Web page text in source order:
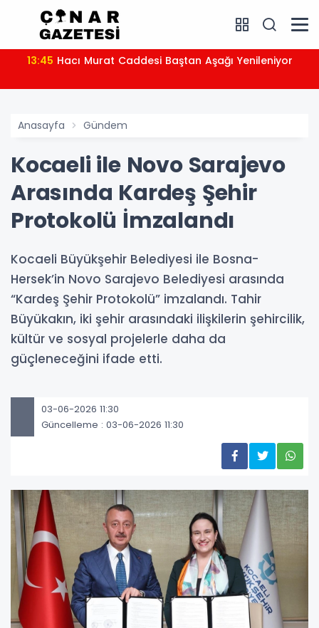
13:45 Hacı Murat Caddesi Baştan Aşağı Yenileniyor
Anasayfa Gündem
Kocaeli ile Novo Sarajevo
Arasında Kardeş Şehir
Protokolü İmzalandı
Kocaeli Büyükşehir Belediyesi ile Bosna-
Hersek’in Novo Sarajevo Belediyesi arasında
“Kardeş Şehir Protokolü” imzalandı. Tahir
Büyükakın, iki şehir arasındaki ilişkilerin şehircilik,
kültür ve sosyal projelerle daha da
güçleneceğini ifade etti.
03-06-2026 11:30
Güncelleme : 03-06-2026 11:30